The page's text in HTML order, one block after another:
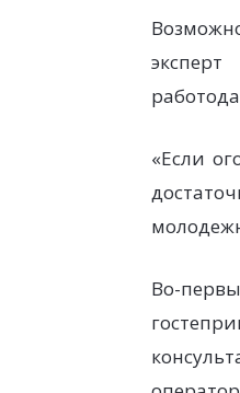
«Если
Во-